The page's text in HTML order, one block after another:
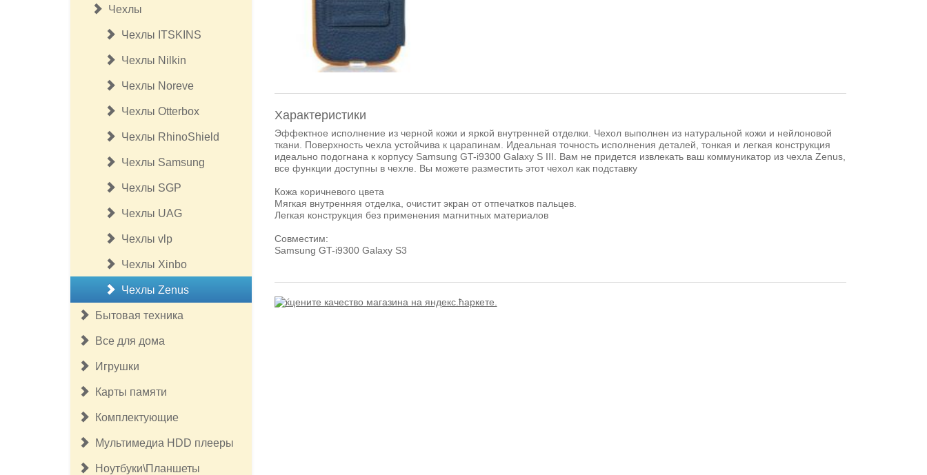
Чехлы
Чехлы ITSKINS
Чехлы Nilkin
Чехлы Noreve
Чехлы Otterbox
Чехлы RhinoShield
Чехлы Samsung
Чехлы SGP
Чехлы UAG
Чехлы vlp
Чехлы Xinbo
Чехлы Zenus
Бытовая техника
Все для дома
Игрушки
Карты памяти
Комплектующие
Мультимедиа HDD плееры
Ноутбуки\Планшеты
Характеристики
Эффектное исполнение из черной кожи и яркой внутренней отделки. Чехол выполнен из натуральной кожи и нейлоновой
ткани. Поверхность чехла устойчива к царапинам. Идеальная точность исполнения деталей, тонкая и легкая конструкция
идеально подогнана к корпусу Samsung GT-i9300 Galaxy S III. Вам не придется извлекать ваш коммуникатор из чехла Zenus,
все функции доступны в чехле. Вы можете разместить этот чехол как подставку
Кожа коричневого цвета
Мягкая внутренняя отделка, очистит экран от отпечатков пальцев.
Легкая конструкция без применения магнитных материалов
Совместим:
Samsung GT-i9300 Galaxy S3